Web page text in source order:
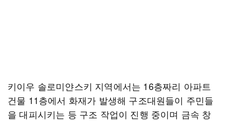
키이우 솔로미얀스키 지역에서는 16층짜리 아파트
건물 11층에서 화재가 발생해 구조대원들이 주민들
을 대피시키는 등 구조 작업이 진행 중이며 금속 창